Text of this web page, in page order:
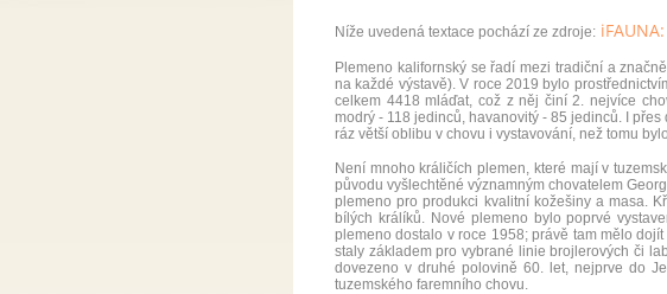
Níže uvedená textace pochází ze zdroje:
Plemeno kalifornský se řadí mezi tradiční a
na každé výstavě). V roce 2019 bylo
celkem 4418 mláďat, což z něj činí 2. nejvíce
modrý - 118 jedinců, havanovitý - 85 jedinců. I
ráz větší oblibu v chovu i vystavování, než tomu
Není mnoho králičích plemen, které mají v
původu vyšlechtěné významným chovatelem
plemeno pro produkci kvalitní kožešiny a masa.
bílých králíků. Nové plemeno bylo poprvé
plemeno dostalo v roce 1958; právě tam mělo
staly základem pro vybrané linie brojlerových či
dovezeno v druhé polovině 60. let, nejprve do
tuzemského faremního chovu.